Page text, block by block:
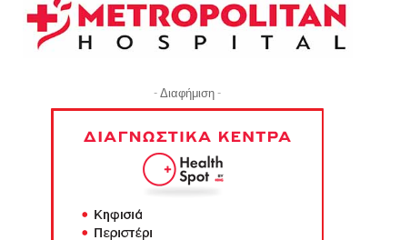
- Διαφήμιση -